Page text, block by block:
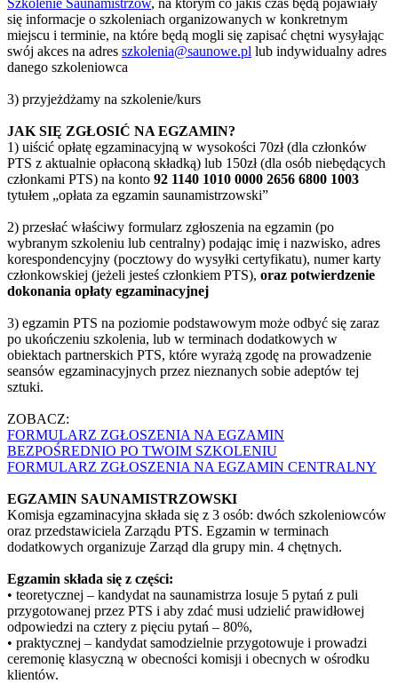
Szkolenie Saunamistrzów, na którym co jakiś czas będą pojawiały
się informacje o szkoleniach organizowanych w konkretnym
miejscu i terminie, na które będą mogli się zapisać chętni wysyłając
swój akces na adres szkolenia@saunowe.pl lub indywidualny adres
danego szkoleniowca
3) przyjeżdżamy na szkolenie/kurs
JAK SIĘ ZGŁOSIĆ NA EGZAMIN?
1) uiścić opłatę egzaminacyjną w wysokości 70zł (dla członków
PTS z aktualnie opłaconą składką) lub 150zł (dla osób niebędących
członkami PTS) na konto 92 1140 1010 0000 2656 6800 1003
tytułem „opłata za egzamin saunamistrzowski”
2) przesłać właściwy formularz zgłoszenia na egzamin (po
wybranym szkoleniu lub centralny) podając imię i nazwisko, adres
korespondencyjny (pocztowy do wysyłki certyfikatu), numer karty
członkowskiej (jeżeli jesteś członkiem PTS), oraz potwierdzenie
dokonania opłaty egzaminacyjnej
3) egzamin PTS na poziomie podstawowym może odbyć się zaraz
po ukończeniu szkolenia, lub w terminach dodatkowych w
obiektach partnerskich PTS, które wyrażą zgodę na prowadzenie
seansów egzaminacyjnych przez nieznanych sobie adeptów tej
sztuki.
ZOBACZ:
FORMULARZ ZGŁOSZENIA NA EGZAMIN
BEZPOŚREDNIO PO TWOIM SZKOLENIU
FORMULARZ ZGŁOSZENIA NA EGZAMIN CENTRALNY
EGZAMIN SAUNAMISTRZOWSKI
Komisja egzaminacyjna składa się z 3 osób: dwóch szkoleniowców
oraz przedstawiciela Zarządu PTS. Egzamin w terminach
dodatkowych organizuje Zarząd dla grupy min. 4 chętnych.
Egzamin składa się z części:
• teoretycznej – kandydat na saunamistrza losuje 5 pytań z puli
przygotowanej przez PTS i aby zdać musi udzielić prawidłowej
odpowiedzi na cztery z pięciu pytań – 80%,
• praktycznej – kandydat samodzielnie przygotowuje i prowadzi
ceremonię klasyczną w obecności komisji i obecnych w ośrodku
klientów.